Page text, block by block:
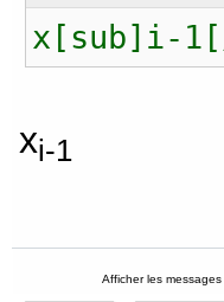
x[sub]i-
xi-1
Afficher les